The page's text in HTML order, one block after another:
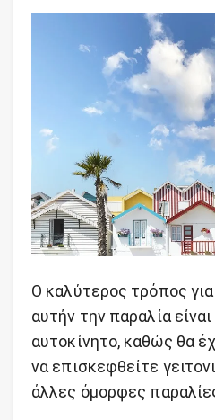
Ο καλύτερος τρόπος
αυτήν την παραλία
αυτοκίνητο, καθώς θα
να επισκεφθείτε
άλλες όμορφες